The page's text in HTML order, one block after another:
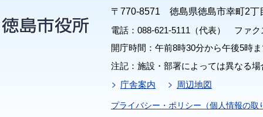
〒770-8571 徳島県徳島市幸町2丁
電話：088-621-5111（代表） ファク
開庁時間：午前8時30分から午後5時
注記：施設・部署によっては異なる
庁舎案内
周辺地図
プライバシー・ポリシー（個人情報の取